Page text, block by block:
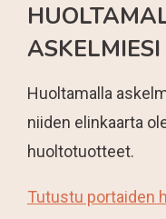
Huoltamalla
niiden elinkaarta
huoltotuotteet.
Tutustu portaiden